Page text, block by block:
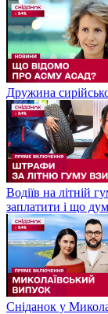
Дружина
Водіїв на літній
заплатити і що
Сніданок у